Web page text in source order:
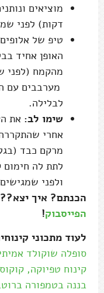
דקות) לפני
טיפ של
מהקמח (לפני
מערבבים עם
לבלילה.
שימו לב: את
אחרי
מרקם כבד
לתת לה חימום
ולפני
הכנתם? איך יצא??
הפייסבוק!
לעוד מתכוני
סופלה שוקולד
קינוח טפיוקה,
בננה בטמפורה